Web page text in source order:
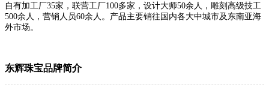
自有加工厂35家，联营工厂100多家，设计大师50余人，雕刻高级技工
500余人，营销人员60余人。产品主要销往国内各大中城市及东南亚海
外市场。
东辉珠宝品牌简介